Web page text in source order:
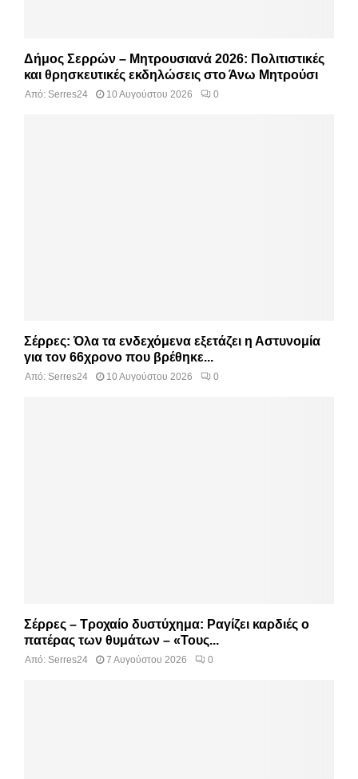
Δήμος Σερρών – Μητρουσιανά 2026: Πολιτιστικές
και θρησκευτικές εκδηλώσεις στο Άνω Μητρούσι
Από: Serres24 10 Αυγούστου 2026 0
Σέρρες: Όλα τα ενδεχόμενα εξετάζει η Αστυνομία
για τον 66χρονο που βρέθηκε...
Από: Serres24 10 Αυγούστου 2026 0
Σέρρες – Τροχαίο δυστύχημα: Ραγίζει καρδιές ο
πατέρας των θυμάτων – «Τους...
Από: Serres24 7 Αυγούστου 2026 0